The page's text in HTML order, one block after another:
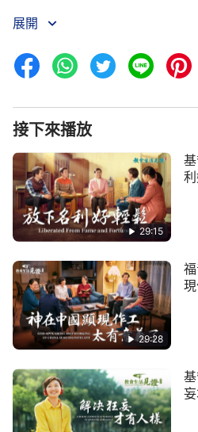
家。長期的寄養生活，使年
回到爸爸身邊，從此她好歹
在她努力複習迎接高考時，
產；爸爸又患肝癌住院……
擔，只好向親友求助，卻遭
就在文雅痛苦無助時，全
了人活著痛苦的根源，知道
神的保守，才活得幸福。在
女終於從痛苦無助中走了出
的愛與憐憫，她終於感受到
展開
接下來播放
29:15
利
29:28